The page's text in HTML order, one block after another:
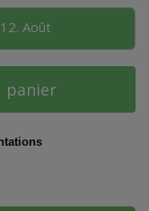
Août
panier